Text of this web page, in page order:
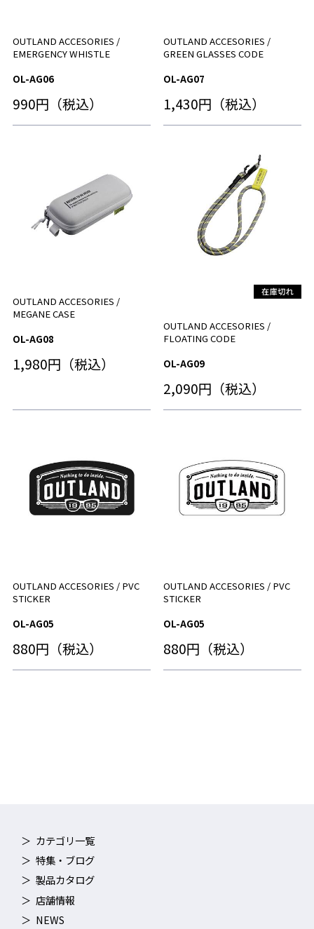
OUTLAND ACCESORIES /
EMERGENCY WHISTLE
OL-AG06
990円（税込）
OUTLAND ACCESORIES /
GREEN GLASSES CODE
OL-AG07
1,430円（税込）
OUTLAND ACCESORIES /
MEGANE CASE
OL-AG08
1,980円（税込）
OUTLAND ACCESORIES /
FLOATING CODE
OL-AG09
2,090円（税込）
OUTLAND ACCESORIES / PVC
STICKER
OL-AG05
880円（税込）
OUTLAND ACCESORIES / PVC
STICKER
OL-AG05
880円（税込）
カテゴリ一覧
特集・ブログ
製品カタログ
店舗情報
NEWS